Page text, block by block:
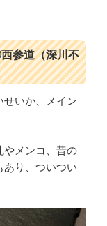
参道（深川不
せいか、メイン
やメンコ、昔の
あり、ついつい